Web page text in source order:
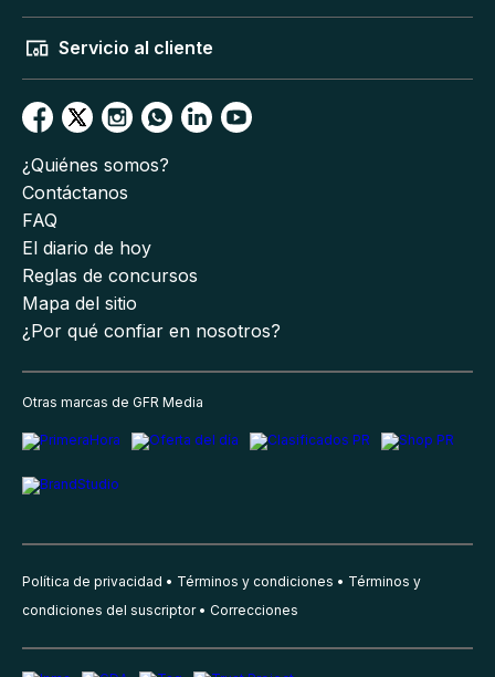
Servicio al cliente
¿Quiénes somos?
Contáctanos
FAQ
El diario de hoy
Reglas de concursos
Mapa del sitio
¿Por qué confiar en nosotros?
Otras marcas de GFR Media
Política de privacidad Términos y condiciones
Términos y
condiciones del suscriptor
Correcciones